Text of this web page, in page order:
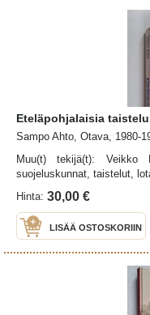
Eteläpohjalaisia
Sampo Ahto, Otava, 1980-
Muu(t) tekijä(t): Veikko
suojeluskunnat, taistelut,
Hinta: 30,00 €
LISÄÄ OSTOSKORIIN